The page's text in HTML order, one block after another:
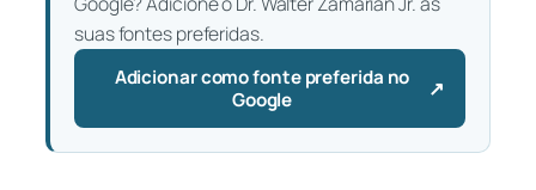
suas fontes preferidas.
Adicionar como fonte preferida no
Google
↗
— Abre em uma nova aba